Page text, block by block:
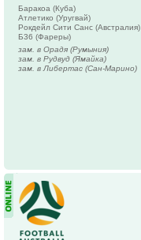
Баракоа (Куба)
Атлетико (Уругвай)
Рокдейл Сити Санс (Австралия)
Б36 (Фареры)
зам. в Орадя (Румыния)
зам. в Рудвуд (Ямайка)
зам. в Либертас (Сан-Марино)